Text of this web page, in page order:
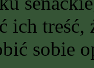
ich
sobie